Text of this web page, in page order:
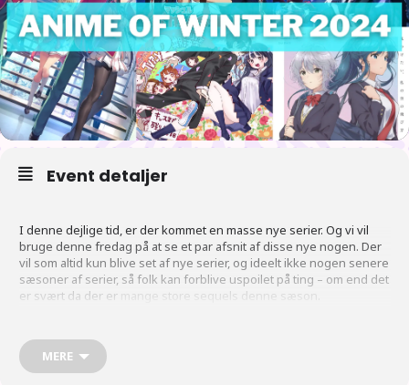
Event detaljer
I denne dejlige tid, er der kommet en masse nye serier. Og vi vil
bruge denne fredag på at se et par afsnit af disse nye nogen. Der
vil som altid kun blive set af nye serier, og ideelt ikke nogen senere
sæsoner af serier, så folk kan forblive uspoilet på ting – om end det
er svært da der er
mange store sequels denne sæson
Plan MERE